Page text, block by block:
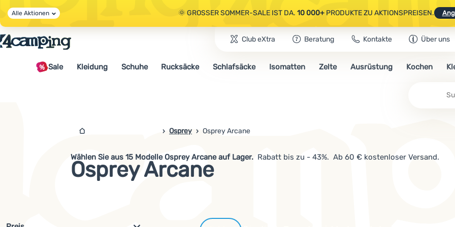
🌞 GROSSER SOMMER-SALE IST DA. 10 000+PRODUKTE ZU AKTIONSPREISEN.
🤫 - 10 % AUF AUSGEWÄHLTE CAMPING- & WANDERAUSRÜSTUNG.CODEOUT10
🌞 GROSSER SOMMER-SALE IST DA.10 000+PRODUKTE ZU AKTIONSPREISEN.
Alle Aktionen
Club eXtra Beratung Kontakte Über uns
Sale Kleidung Schuhe Rucksäcke Schlafsäcke Isomatten Zelte Ausrüstung Kochen
4camping.at
Osprey Osprey Arcane
Osprey Arcane
Wählen Sie aus 15 Modelle Osprey Arcane auf Lager. Rabatt bis zu - 43%. Ab 60 € kostenloser Versand.